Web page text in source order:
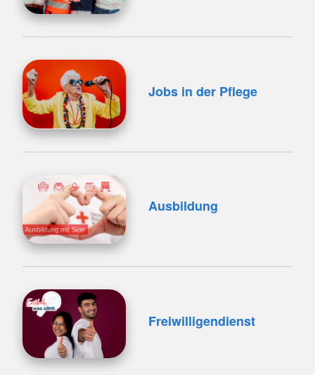
Jobs in der Pflege
Ausbildung
Freiwilligendienst